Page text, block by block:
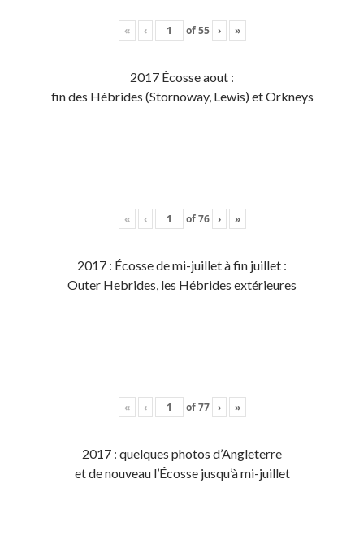
« ‹ of55 › »
2017 Écosse aout :
fin des Hébrides (Stornoway, Lewis) et Orkneys
« ‹ of76 › »
2017 : Écosse de mi-juillet à fin juillet :
Outer Hebrides, les Hébrides extérieures
« ‹ of77 › »
2017 : quelques photos d’Angleterre
et de nouveau l’Écosse jusqu’à mi-juillet